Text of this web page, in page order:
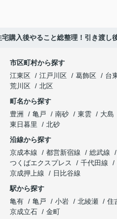
宅購入後やること総整理！引き渡し
市区町村から探す
江東区
江戸川区 葛飾区 台
荒川区
北区
町名から探す
豊洲
亀戸 南砂 東雲 大島
東日暮里
北砂
沿線から探す
京成本線
都営新宿線 総武線
つくばエクスプレス
千代田線
京成押上線
日比谷線
駅から探す
亀有
亀戸 小岩 北綾瀬 住
京成立石
金町